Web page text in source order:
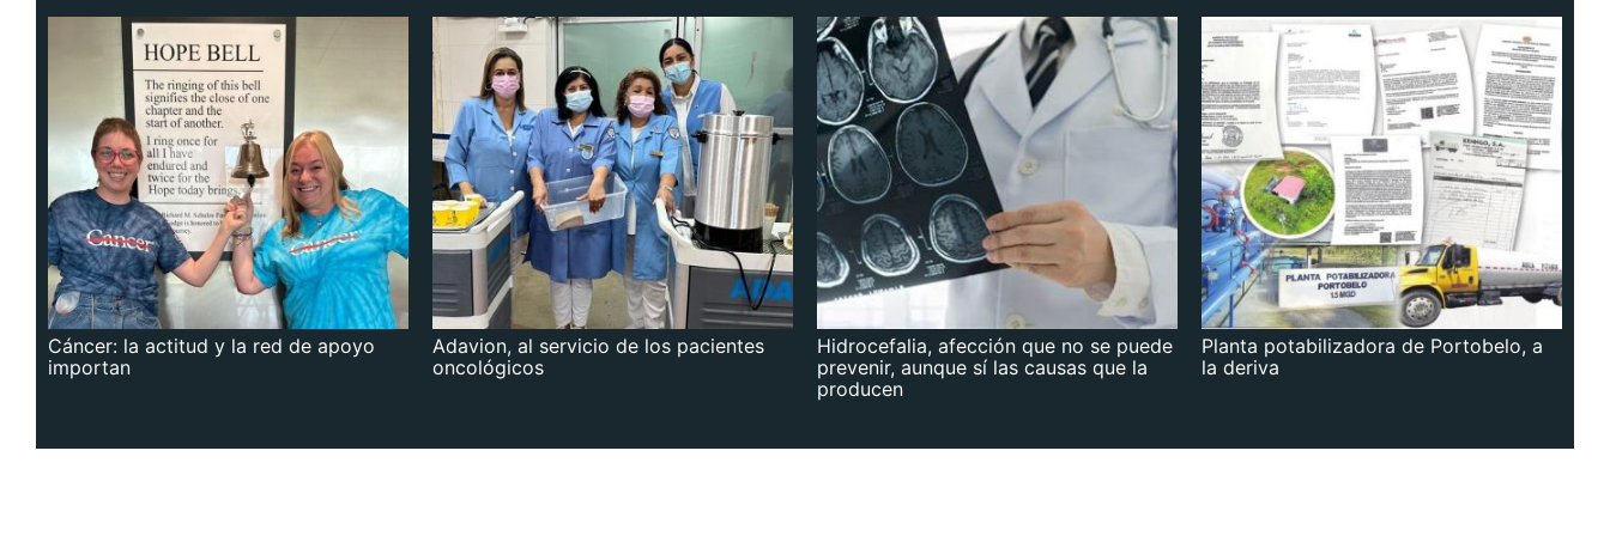
Cáncer: la actitud y la red de apoyo
importan
Adavion, al servicio de los pacientes
oncológicos
Hidrocefalia, afección que no se puede
prevenir, aunque sí las causas que la
producen
Planta potabilizadora de Portobelo, a
la deriva